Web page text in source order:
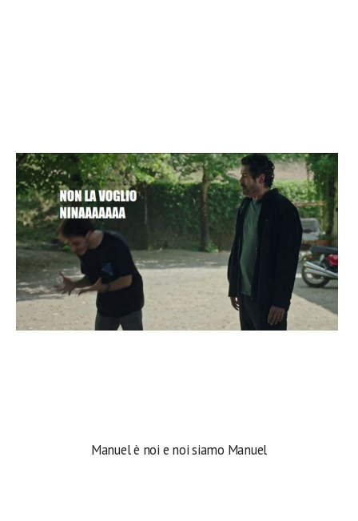
Manuel è noi e noi siamo Manuel